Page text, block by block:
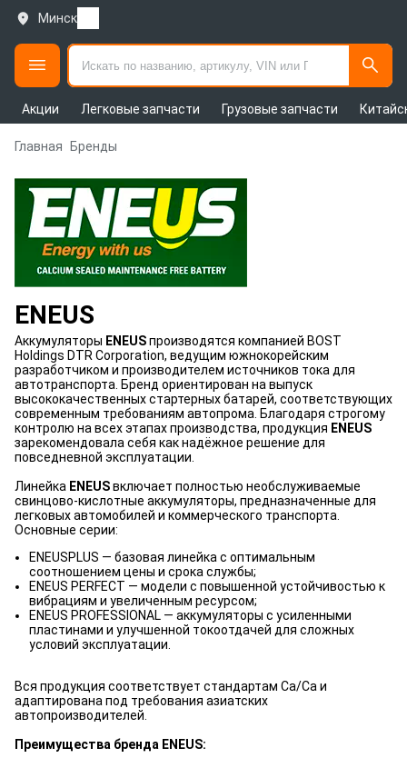
Минск
Акции Легковые запчасти Грузовые запчасти
Главная Бренды
ENEUS
Аккумуляторы ENEUSпроизводятся компанией BOST
Holdings DTR Corporation, ведущим южнокорейским
разработчиком и производителем источников тока для
автотранспорта. Бренд ориентирован на выпуск
высококачественных стартерных батарей, соответствующих
современным требованиям автопрома. Благодаря строгому
контролю на всех этапах производства, продукция ENEUS
зарекомендовала себя как надёжное решение для
повседневной эксплуатации.
Линейка ENEUSвключает полностью необслуживаемые
свинцово-кислотные аккумуляторы, предназначенные для
легковых автомобилей и коммерческого транспорта.
Основные серии:
ENEUSPLUS — базовая линейка с оптимальным
соотношением цены и срока службы;
ENEUS PERFECT — модели с повышенной устойчивостью к
вибрациям и увеличенным ресурсом;
ENEUS PROFESSIONAL — аккумуляторы с усиленными
пластинами и улучшенной токоотдачей для сложных
условий эксплуатации.
Вся продукция соответствует стандартам Ca/Ca и
адаптирована под требования азиатских
автопроизводителей.
Преимущества бренда ENEUS: